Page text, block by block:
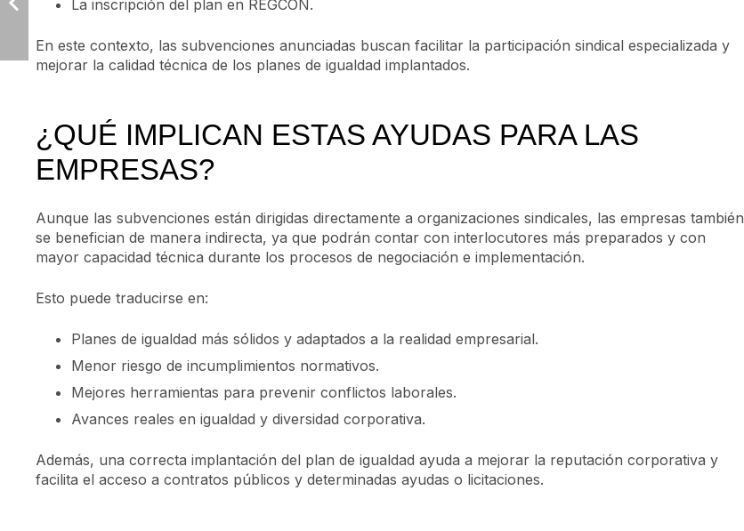
La inscripción del plan en REGCON.
En este contexto, las subvenciones anunciadas buscan facilitar la participación sindical especializada y
mejorar la calidad técnica de los planes de igualdad implantados.
¿QUÉ IMPLICAN ESTAS AYUDAS PARA LAS
EMPRESAS?
Aunque las subvenciones están dirigidas directamente a organizaciones sindicales, las empresas también
se benefician de manera indirecta, ya que podrán contar con interlocutores más preparados y con
mayor capacidad técnica durante los procesos de negociación e implementación.
Esto puede traducirse en:
Planes de igualdad más sólidos y adaptados a la realidad empresarial.
Menor riesgo de incumplimientos normativos.
Mejores herramientas para prevenir conflictos laborales.
Avances reales en igualdad y diversidad corporativa.
Además, una correcta implantación del plan de igualdad ayuda a mejorar la reputación corporativa y
facilita el acceso a contratos públicos y determinadas ayudas o licitaciones.